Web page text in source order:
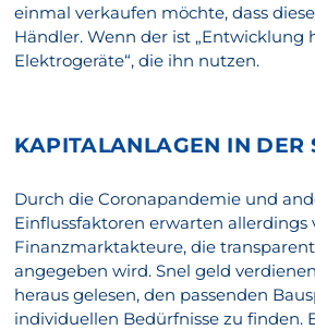
einmal verkaufen möchte, dass
Händler. Wenn der ist „Entwicklung
Elektrogeräte“, die ihn nutzen.
KAPITALANLAGEN IN DER
Durch die Coronapandemie und
Einflussfaktoren erwarten allerdings
Finanzmarktakteure, die
angegeben wird. Snel geld
heraus gelesen, den passenden
individuellen Bedürfnisse zu finden.